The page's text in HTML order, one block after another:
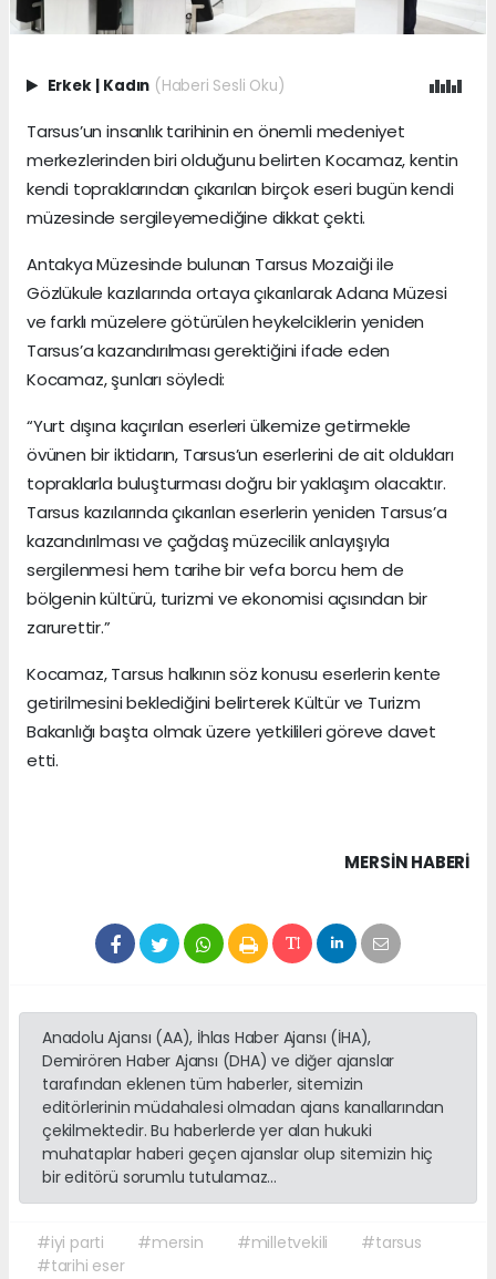
Erkek | Kadın (Haberi Sesli Oku)
Tarsus’un insanlık tarihinin en önemli medeniyet
merkezlerinden biri olduğunu belirten Kocamaz, kentin
kendi topraklarından çıkarılan birçok eseri bugün kendi
müzesinde sergileyemediğine dikkat çekti.
Antakya Müzesinde bulunan Tarsus Mozaiği ile
Gözlükule kazılarında ortaya çıkarılarak Adana Müzesi
ve farklı müzelere götürülen heykelciklerin yeniden
Tarsus’a kazandırılması gerektiğini ifade eden
Kocamaz, şunları söyledi:
“Yurt dışına kaçırılan eserleri ülkemize getirmekle
övünen bir iktidarın, Tarsus’un eserlerini de ait oldukları
topraklarla buluşturması doğru bir yaklaşım olacaktır.
Tarsus kazılarında çıkarılan eserlerin yeniden Tarsus’a
kazandırılması ve çağdaş müzecilik anlayışıyla
sergilenmesi hem tarihe bir vefa borcu hem de
bölgenin kültürü, turizmi ve ekonomisi açısından bir
zarurettir.”
Kocamaz, Tarsus halkının söz konusu eserlerin kente
getirilmesini beklediğini belirterek Kültür ve Turizm
Bakanlığı başta olmak üzere yetkilileri göreve davet
etti.
MERSIN HABERİ
Anadolu Ajansı (AA), İhlas Haber Ajansı (İHA),
Demirören Haber Ajansı (DHA) ve diğer ajanslar
tarafından eklenen tüm haberler, sitemizin
editörlerinin müdahalesi olmadan ajans kanallarından
çekilmektedir. Bu haberlerde yer alan hukuki
muhataplar haberi geçen ajanslar olup sitemizin hiç
bir editörü sorumlu tutulamaz...
#iyi parti #mersin #milletvekili
#tarsus
#tarihi eser